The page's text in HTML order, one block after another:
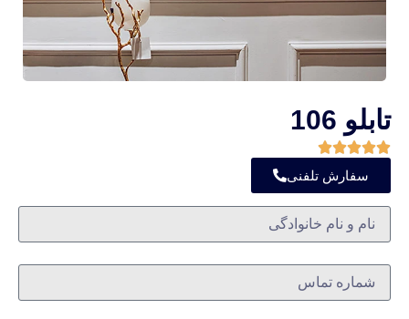
تابلو 106
سفارش تلفنی